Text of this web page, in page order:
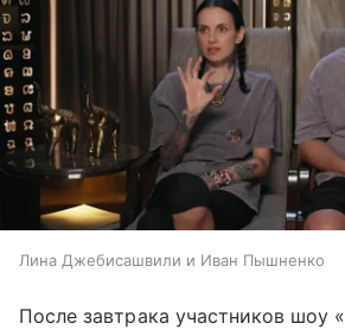
Лина Джебисашвили и Иван Пышненко
После завтрака участников шоу «